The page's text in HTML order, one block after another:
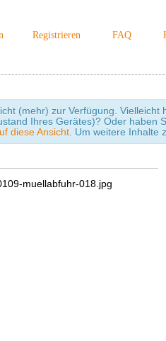
Registrieren FAQ
(mehr) zur Verfügung.
Ihres Gerätes)? Oder haben
diese Ansicht. Um weitere Inhalte